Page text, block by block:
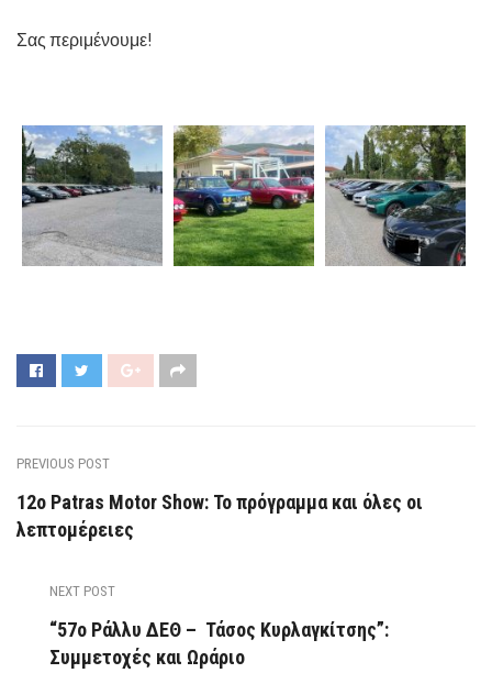
Σας περιμένουμε!
PREVIOUS POST
12ο Patras Motor Show: Το πρόγραμμα και όλες οι
λεπτομέρειες
NEXT POST
“57ο Ράλλυ ΔΕΘ – Τάσος Κυρλαγκίτσης”:
Συμμετοχές και Ωράριο